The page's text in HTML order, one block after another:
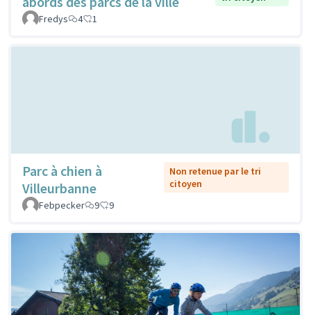
Fredys
4 1
Parc à chien à
Villeurbanne
Non retenue par le tri
citoyen
Febpecker
9 9